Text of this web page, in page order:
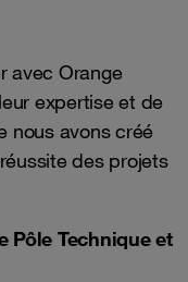
avec Orange
expertise et de
nous avons créé
des projets
Pôle Technique et